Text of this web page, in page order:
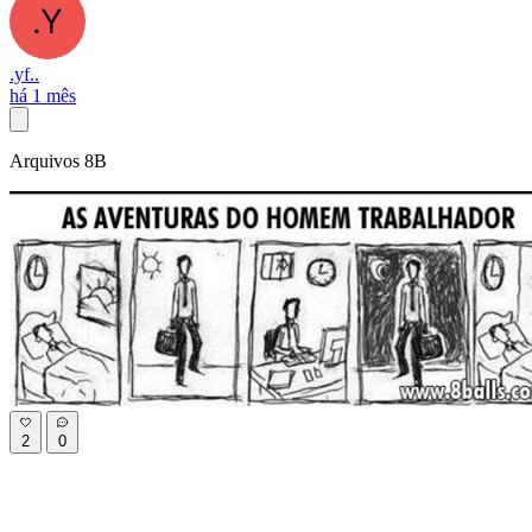
.yf..
há 1 mês
Arquivos 8B
2 0